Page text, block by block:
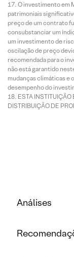
O investimento em
patrimoniais
preço de um contrato
consubstanciar um
um investimento de
oscilação de preço
recomendada para o
não está garantido
mudanças climáticas e
desempenho do
ESTA
DISTRIBUIÇÃO DE
Análises